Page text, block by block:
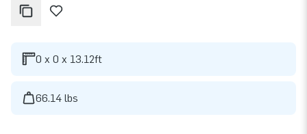
0 x 0 x 13.12ft
66.14 lbs